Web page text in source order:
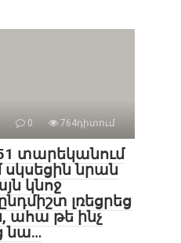
0 764դիտում
տարեկանում
նրան
կնոջ
լռեցրեց
ահա թե ինչ
նա…